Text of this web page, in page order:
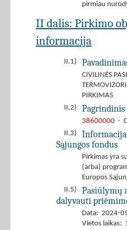
pirmiau
II dalis: Pirkimo
informacija
II.1)
CIVILINĖS
PIRKIMAS
II.2)
Pagrindinis
38600000 -
II.3)
Informacija
Sąjungos fondus
Pirkimas yra
(arba)
Europos
II.5)
Pasiūlymų
dalyvauti
Data: 2024-
Vietos laikas: